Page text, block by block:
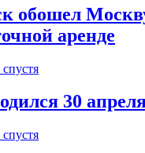
обошел
аренде
30